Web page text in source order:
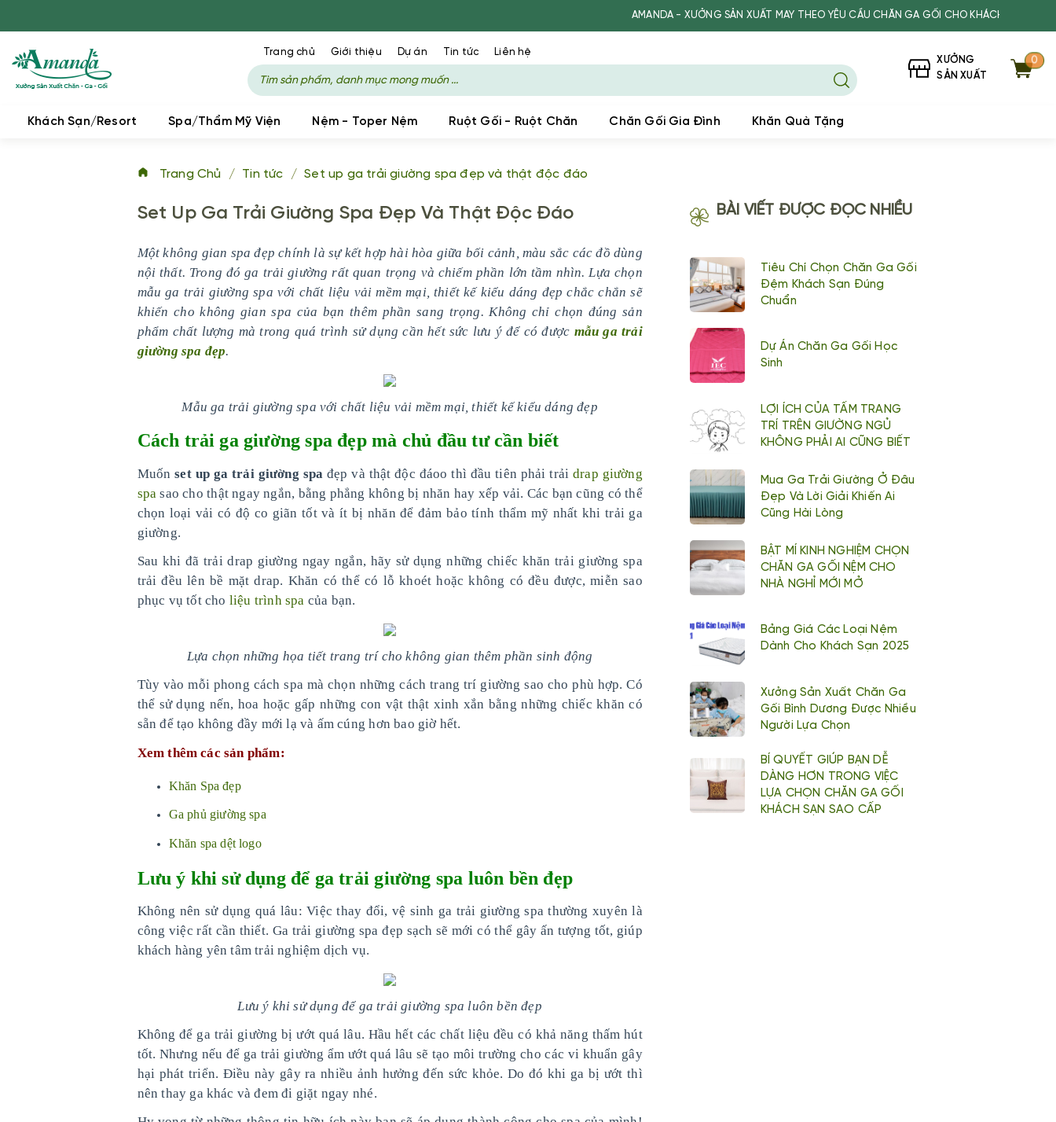
AMANDA - XƯỞNG SẢN XUẤT MAY THEO YÊU CẦU CHĂN GA GỐI CHO KHÁCH SẠN, SPA, TRƯỜNG
Trang chủ Giới thiệu Dự án Tin tức Liên hệ
XƯỞNG
SẢN XUẤT
0
Khách Sạn/Resort Spa/Thẩm Mỹ Viện Nệm - Toper Nệm Ruột Gối - Ruột Chăn Chăn Gối Gia Đình Khăn Quà Tặng
Trang Chủ / Tin tức / Set up ga trải giường spa đẹp và thật độc đáo
Set Up Ga Trải Giường Spa Đẹp Và Thật Độc Đáo
Một không gian spa đẹp chính là sự kết hợp hài hòa giữa bối cảnh, màu sắc các đồ dùng
nội thất. Trong đó ga trải giường rất quan trọng và chiếm phần lớn tầm nhìn. Lựa chọn
mẫu ga trải giường spa với chất liệu vải mềm mại, thiết kế kiểu dáng đẹp chắc chắn sẽ
khiến cho không gian spa của bạn thêm phần sang trọng. Không chỉ chọn đúng sản
phẩm chất lượng mà trong quá trình sử dụng cần hết sức lưu ý để có được mẫu ga trải
giường spa đẹp.
Mẫu ga trải giường spa với chất liệu vải mềm mại, thiết kế kiểu dáng đẹp
Cách trải ga giường spa đẹp mà chủ đầu tư cần biết
Muốnset up ga trải giường spa đẹp và thật độc đáoo thì đầu tiên phải trải drap giường
spa sao cho thật ngay ngắn, bằng phẳng không bị nhăn hay xếp vải. Các bạn cũng có thể
chọn loại vải có độ co giãn tốt và ít bị nhăn để đảm bảo tính thẩm mỹ nhất khi trải ga
giường.
Sau khi đã trải drap giường ngay ngắn, hãy sử dụng những chiếc khăn trải giường spa
trải đều lên bề mặt drap. Khăn có thể có lỗ khoét hoặc không có đều được, miễn sao
phục vụ tốt cho liệu trình spa của bạn.
Lựa chọn những họa tiết trang trí cho không gian thêm phần sinh động
Tùy vào mỗi phong cách spa mà chọn những cách trang trí giường sao cho phù hợp. Có
thể sử dụng nến, hoa hoặc gấp những con vật thật xinh xắn bằng những chiếc khăn có
sẵn để tạo không đầy mới lạ và ấm cúng hơn bao giờ hết.
Xem thêm các sản phẩm:
Khăn Spa đẹp
Ga phủ giường spa
Khăn spa dệt logo
Lưu ý khi sử dụng để ga trải giường spa luôn bền đẹp
Không nên sử dụng quá lâu: Việc thay đổi, vệ sinh ga trải giường spa thường xuyên là
công việc rất cần thiết. Ga trải giường spa đẹp sạch sẽ mới có thể gây ấn tượng tốt, giúp
khách hàng yên tâm trải nghiệm dịch vụ.
Lưu ý khi sử dụng để ga trải giường spa luôn bền đẹp
Không để ga trải giường bị ướt quá lâu. Hầu hết các chất liệu đều có khả năng thấm hút
tốt. Nhưng nếu để ga trải giường ẩm ướt quá lâu sẽ tạo môi trường cho các vi khuẩn gây
hại phát triển. Điều này gây ra nhiều ảnh hưởng đến sức khỏe. Do đó khi ga bị ướt thì
nên thay ga khác và đem đi giặt ngay nhé.
BÀI VIẾT ĐƯỢC ĐỌC NHIỀU
Tiêu Chí Chọn Chăn Ga Gối
Đệm Khách Sạn Đúng
Chuẩn
Dự Án Chăn Ga Gối Học
Sinh
LỢI ÍCH CỦA TẤM TRANG
TRÍ TRÊN GIƯỜNG NGỦ
KHÔNG PHẢI AI CŨNG BIẾT
Mua Ga Trải Giường Ở Đâu
Đẹp Và Lời Giải Khiến Ai
Cũng Hài Lòng
BẬT MÍ KINH NGHIỆM CHỌN
CHĂN GA GỐI NỆM CHO
NHÀ NGHỈ MỚI MỞ
Bảng Giá Các Loại Nệm
Dành Cho Khách Sạn 2025
Xưởng Sản Xuất Chăn Ga
Gối Bình Dương Được Nhiều
Người Lựa Chọn
BÍ QUYẾT GIÚP BẠN DỄ
DÀNG HƠN TRONG VIỆC
LỰA CHỌN CHĂN GA GỐI
KHÁCH SẠN SAO CẤP